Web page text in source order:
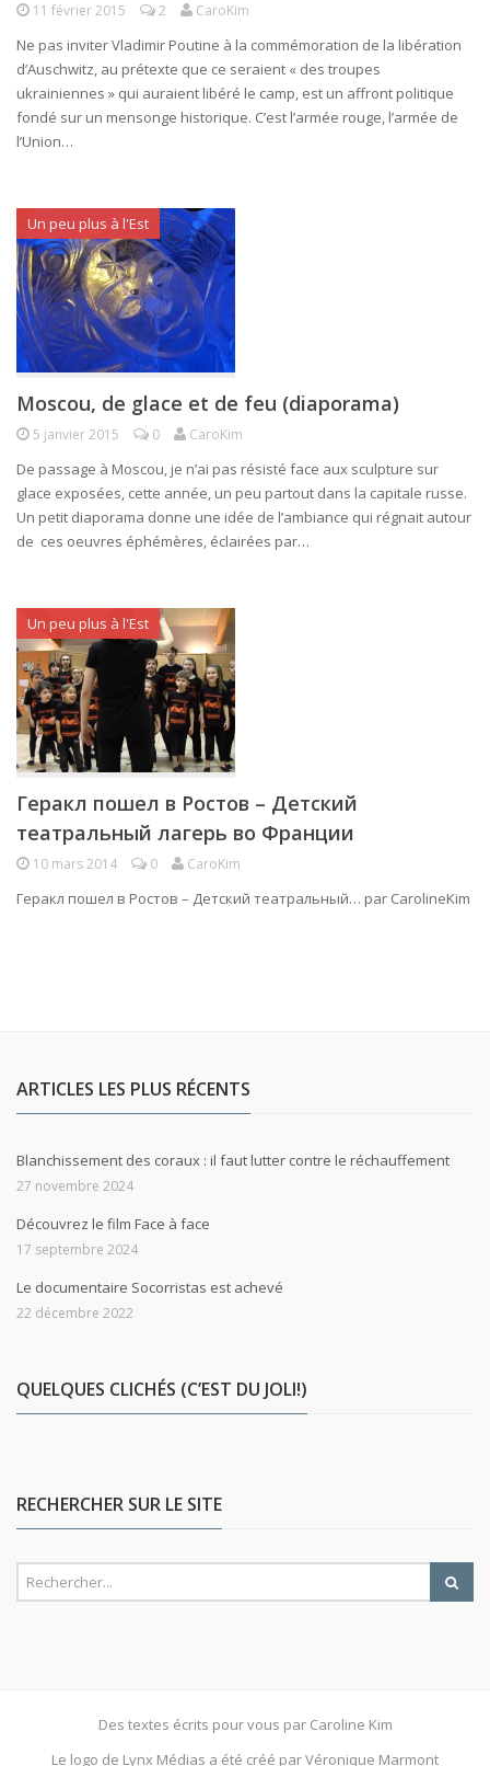
11 février 2015 2 CaroKim
Ne pas inviter Vladimir Poutine à la commémoration de la libération
d’Auschwitz, au prétexte que ce seraient « des troupes
ukrainiennes » qui auraient libéré le camp, est un affront politique
fondé sur un mensonge historique. C’est l’armée rouge, l’armée de
l’Union…
Un peu plus à l'Est
Moscou, de glace et de feu (diaporama)
5 janvier 2015 0 CaroKim
De passage à Moscou, je n’ai pas résisté face aux sculpture sur
glace exposées, cette année, un peu partout dans la capitale russe.
Un petit diaporama donne une idée de l’ambiance qui régnait autour
de ces oeuvres éphémères, éclairées par…
Un peu plus à l'Est
Геракл пошел в Ростов – Детский
театральный лагерь во Франции
10 mars 2014 0 CaroKim
Геракл пошел в Ростов – Детский театральный… par CarolineKim
ARTICLES LES PLUS RÉCENTS
Blanchissement des coraux : il faut lutter contre le réchauffement
27 novembre 2024
Découvrez le film Face à face
17 septembre 2024
Le documentaire Socorristas est achevé
22 décembre 2022
QUELQUES CLICHÉS (C’EST DU JOLI!)
RECHERCHER SUR LE SITE
Des textes écrits pour vous par Caroline Kim
Le logo de Lynx Médias a été créé par Véronique Marmont